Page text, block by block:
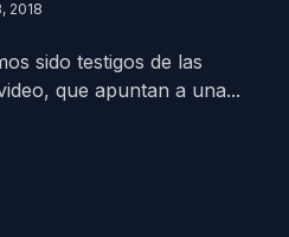
2018
sido testigos de las
que apuntan a una...